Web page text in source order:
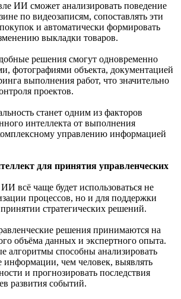
ИИ сможет анализировать поведение
по видеозаписям, сопоставлять эти
и автоматически формировать
выкладки товаров.
решения смогут одновременно
фотографиями объекта, документацией
выполнения работ, что значительно
проектов.
станет одним из факторов
интеллекта от выполнения
управлению информацией
для принятия управленческих
всё чаще будет использоваться не
процессов, но и для поддержки
стратегических решений.
решения принимаются на
объёма данных и экспертного опыта.
алгоритмы способны анализировать
информации, чем человек, выявлять
и прогнозировать последствия
развития событий.